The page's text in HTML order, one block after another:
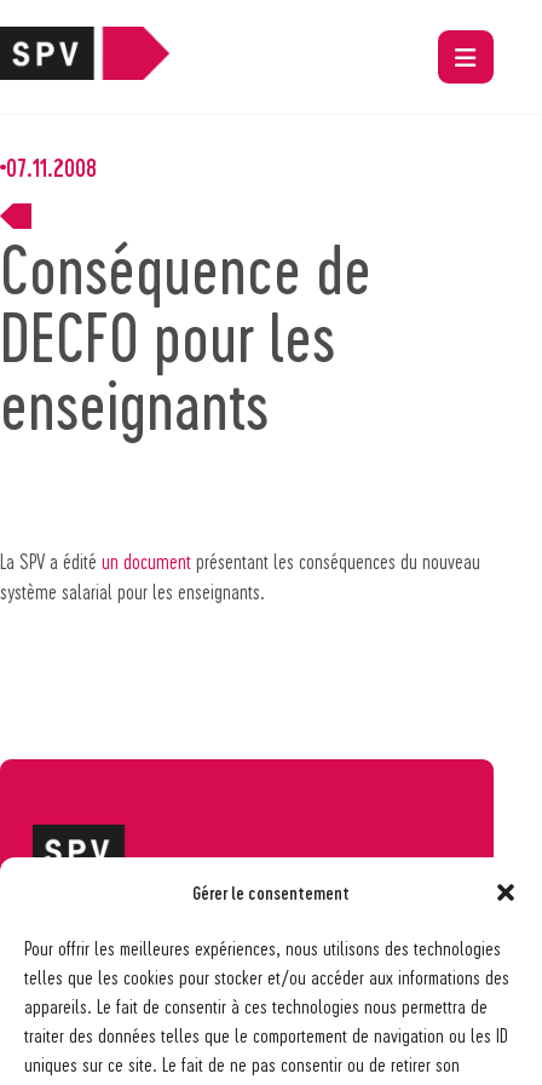
Gérer le consentement
Pour offrir les meilleures expériences, nous utilisons des technologies
telles que les cookies pour stocker et/ou accéder aux informations des
appareils. Le fait de consentir à ces technologies nous permettra de
traiter des données telles que le comportement de navigation ou les ID
uniques sur ce site. Le fait de ne pas consentir ou de retirer son
07.11.2008
Conséquence de
DECFO pour les
enseignants
La SPV a édité un document présentant les conséquences du nouveau
système salarial pour les enseignants.
Ch. des Allinges 2
1006 Lausanne
021 617 65 59
info@spv-vd.ch
FAQ